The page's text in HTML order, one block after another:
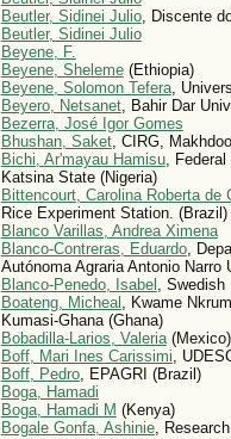
Beutler, Sidinei Julio, Discente
Beutler, Sidinei Julio
Beyene, F.
Beyene, Sheleme(Ethiopia)
Beyene, Solomon Tefera,
Beyero, Netsanet, Bahir Dar
Bezerra, José Igor Gomes
Bhushan, Saket, CIRG,
Bichi, Ar'mayau Hamisu, Federal
Katsina State (Nigeria)
Bittencourt, Carolina Roberta de
Rice Experiment Station. (Brazil)
Blanco Varillas, Andrea Ximena
Blanco-Contreras, Eduardo,
Autónoma Agraria Antonio Narro
Blanco-Penedo, Isabel , Swedish
Boateng, Micheal , Kwame
Kumasi-Ghana (Ghana)
Bobadilla-Larios, Valeria(Mexico)
Boff, Mari Ines Carissimi,
Boff, Pedro, EPAGRI (Brazil)
Boga, Hamadi
Boga, Hamadi M (Kenya)
Bogale Gonfa, Ashinie,